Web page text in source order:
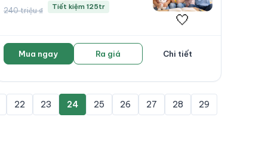
240 triệu ₫ Tiết kiệm 125tr
🤍
Mua ngay Ra giá Chi tiết
22 23 24 25 26 27 28
29